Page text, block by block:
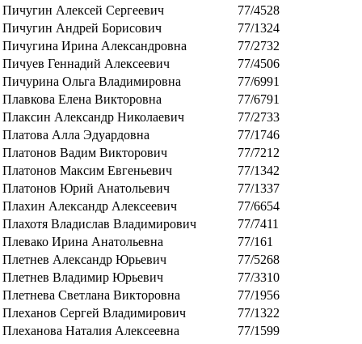
Пичугин Алексей Сергеевич
77/4528
Пичугин Андрей Борисович
77/1324
Пичугина Ирина Александровна
77/2732
Пичуев Геннадий Алексеевич
77/4506
Пичурина Ольга Владимировна
77/6991
Плавкова Елена Викторовна
77/6791
Плаксин Александр Николаевич
77/2733
Платова Алла Эдуардовна
77/1746
Платонов Вадим Викторович
77/7212
Платонов Максим Евгеньевич
77/1342
Платонов Юрий Анатольевич
77/1337
Плахин Александр Алексеевич
77/6654
Плахотя Владислав Владимирович
77/7411
Плевако Ирина Анатольевна
77/161
Плетнев Александр Юрьевич
77/5268
Плетнев Владимир Юрьевич
77/3310
Плетнева Светлана Викторовна
77/1956
Плеханов Сергей Владимирович
77/1322
Плеханова Наталия Алексеевна
77/1599